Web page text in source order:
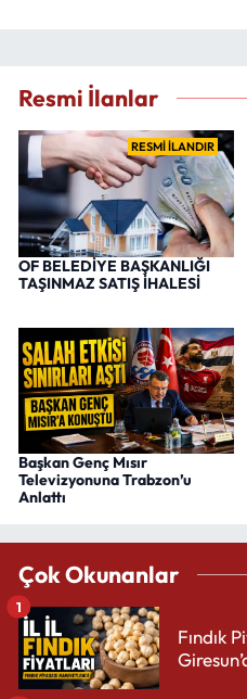
Resmi İlanlar
RESMİ İLANDIR
OF BELEDİYE BAŞKANLIĞI
TAŞINMAZ SATIŞ İHALESİ
Başkan Genç Mısır
Televizyonuna Trabzon’u
Anlattı
Çok Okunanlar
Fındık
1